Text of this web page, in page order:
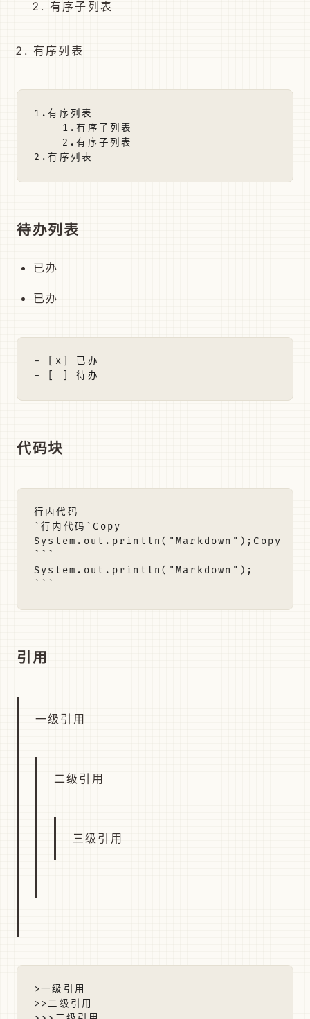
有序子列表
有序列表
1.有序列表
    1.有序子列表
    2.有序子列表
待办列表
已办
已办
- [x] 已办
代码块
行内代码
`行内代码`Copy
System.out.println("Markdown");Copy
System.out.println("Markdown");
引用
一级引用
二级引用
三级引用
>一级引用
>>二级引用